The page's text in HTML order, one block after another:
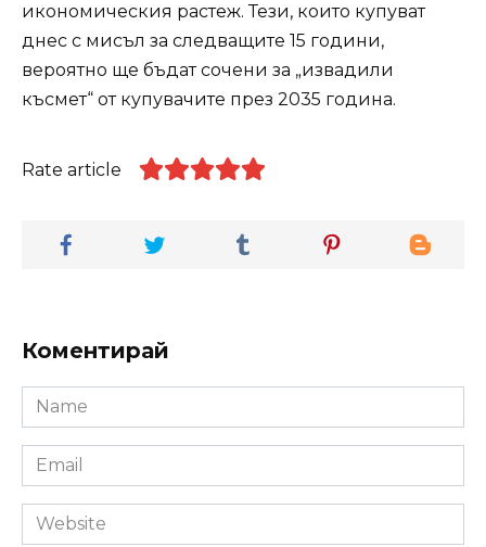
икономическия растеж. Тези, които купуват
днес с мисъл за следващите 15 години,
вероятно ще бъдат сочени за „извадили
късмет“ от купувачите през 2035 година.
Rate article
Коментирай
Name
*
Email
*
Website